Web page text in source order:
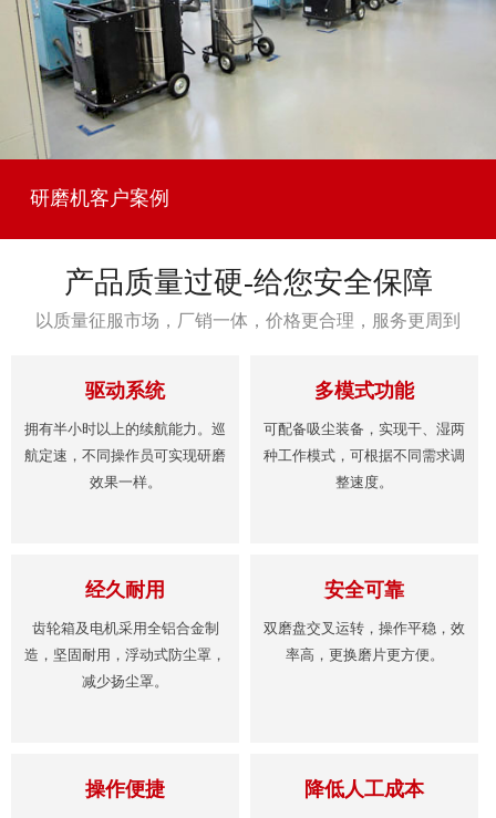
研磨机客户案例
产品质量过硬-给您安全保障
以质量征服市场，厂销一体，价格更合理，服务更周到
驱动系统
拥有半小时以上的续航能力。巡
航定速，不同操作员可实现研磨
效果一样。
多模式功能
可配备吸尘装备，实现干、湿两
种工作模式，可根据不同需求调
整速度。
经久耐用
齿轮箱及电机采用全铝合金制
造，坚固耐用，浮动式防尘罩，
减少扬尘罩。
安全可靠
双磨盘交叉运转，操作平稳，效
率高，更换磨片更方便。
操作便捷 降低人工成本